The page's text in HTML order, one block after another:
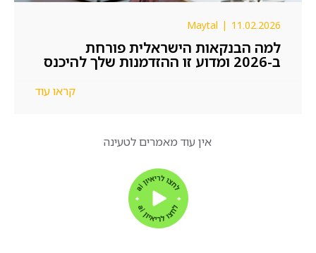
11.02.2026
Maytal
למה הבנקאות הישראלית פורחת
ב-2026 ומדוע זו ההזדמנות שלך להיכנס
קראו עוד
אין עוד מאמרים לטעינה